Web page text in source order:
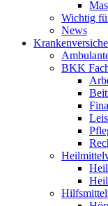
Wichtig
News
BKK